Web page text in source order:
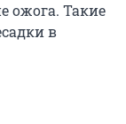
ожога. Такие
в